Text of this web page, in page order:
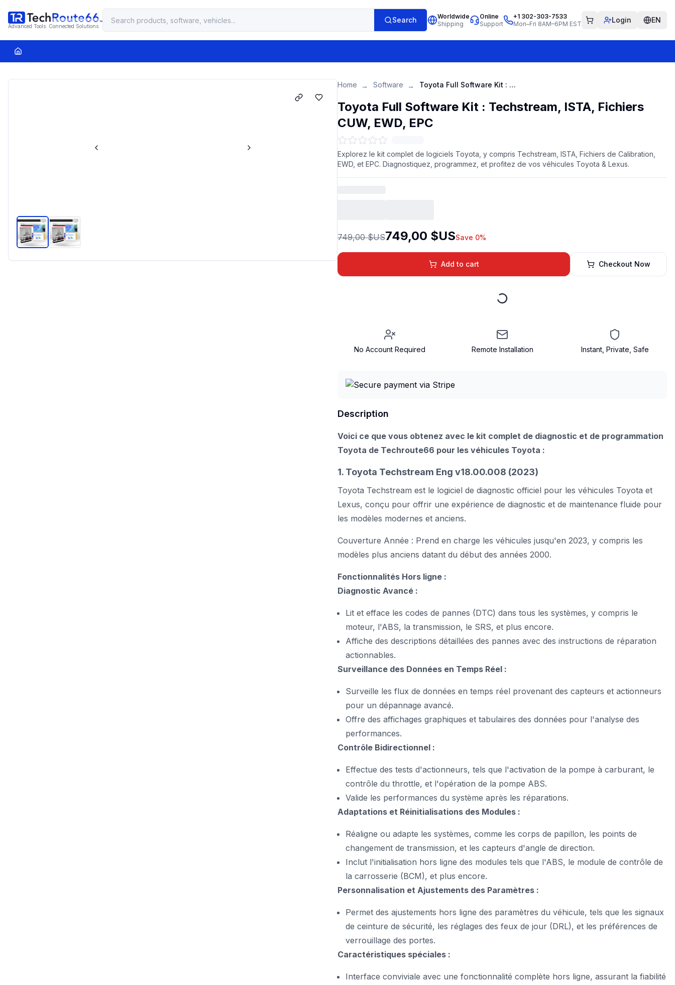
Advanced Tools. Connected Solutions.
Search
Worldwide
Shipping
Online
Support
+1 302-303-7533
Mon–Fri 8AM–6PM EST
Login EN
Home → Software → Toyota Full Software Kit : Techstream, ISTA, Fichiers CUW, EWD, EPC
Toyota Full Software Kit : Techstream, ISTA, Fichiers
CUW, EWD, EPC
Explorez le kit complet de logiciels Toyota, y compris Techstream, ISTA, Fichiers de Calibration,
EWD, et EPC. Diagnostiquez, programmez, et profitez de vos véhicules Toyota & Lexus.
749,00 $US749,00 $USSave 0%
Add to cart Checkout Now
No Account Required Remote Installation Instant, Private, Safe
Description
Voici ce que vous obtenez avec le kit complet de diagnostic et de programmation
Toyota de Techroute66 pour les véhicules Toyota :
1. Toyota Techstream Eng v18.00.008 (2023)
Toyota Techstream est le logiciel de diagnostic officiel pour les véhicules Toyota et
Lexus, conçu pour offrir une expérience de diagnostic et de maintenance fluide pour
les modèles modernes et anciens.
Couverture Année : Prend en charge les véhicules jusqu'en 2023, y compris les
modèles plus anciens datant du début des années 2000.
Fonctionnalités Hors ligne :
Diagnostic Avancé :
Lit et efface les codes de pannes (DTC) dans tous les systèmes, y compris le
moteur, l'ABS, la transmission, le SRS, et plus encore.
Affiche des descriptions détaillées des pannes avec des instructions de réparation
actionnables.
Surveillance des Données en Temps Réel :
Surveille les flux de données en temps réel provenant des capteurs et actionneurs
pour un dépannage avancé.
Offre des affichages graphiques et tabulaires des données pour l'analyse des
performances.
Contrôle Bidirectionnel :
Effectue des tests d'actionneurs, tels que l'activation de la pompe à carburant, le
contrôle du throttle, et l'opération de la pompe ABS.
Valide les performances du système après les réparations.
Adaptations et Réinitialisations des Modules :
Réaligne ou adapte les systèmes, comme les corps de papillon, les points de
changement de transmission, et les capteurs d'angle de direction.
Inclut l'initialisation hors ligne des modules tels que l'ABS, le module de contrôle de
la carrosserie (BCM), et plus encore.
Personnalisation et Ajustements des Paramètres :
Permet des ajustements hors ligne des paramètres du véhicule, tels que les signaux
de ceinture de sécurité, les réglages des feux de jour (DRL), et les préférences de
verrouillage des portes.
Caractéristiques spéciales :
Interface conviviale avec une fonctionnalité complète hors ligne, assurant la fiabilité